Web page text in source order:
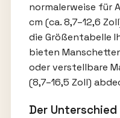
normalerweise für
cm (ca. 8,7–12,6
die Größentabelle
bieten
oder verstellbare
(8,7–16,5 Zoll)
Der